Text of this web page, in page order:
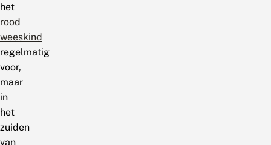
het
rood
weeskind
regelmatig
voor,
maar
in
het
zuiden
van